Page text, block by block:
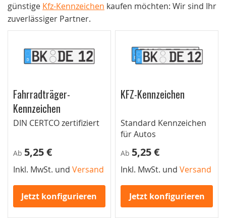
günstige Kfz-Kennzeichen kaufen möchten: Wir sind Ihr
zuverlässiger Partner.
Fahrradträger-
Kennzeichen
DIN CERTCO zertifiziert
Ab 5,25 €
Inkl. MwSt. und Versand
Jetzt konfigurieren
KFZ-Kennzeichen
Standard Kennzeichen
für Autos
Ab 5,25 €
Inkl. MwSt. undVersand
Jetzt konfigurieren